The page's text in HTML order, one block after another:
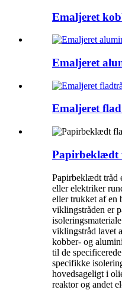
Emaljeret
Emaljeret
Emaljeret
Papirbeklædt
Papirbeklædt tråd
eller elektriker
eller trukket af en
viklingstråden er
viklingstråd lavet
kobber- og
til de
specifikke
hovedsageligt i
reaktor og andet